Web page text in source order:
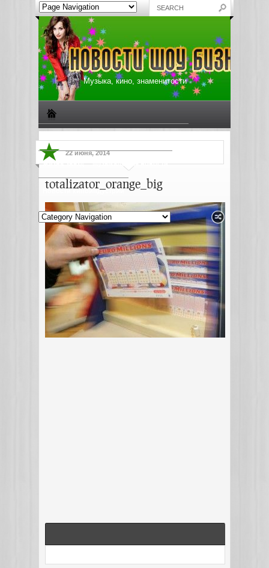
Музыка, кино, знаменитости
Жизнь звезд Музыкальные новости
Новости киноиндустрии
22 июня, 2014
totalizator_orange_big